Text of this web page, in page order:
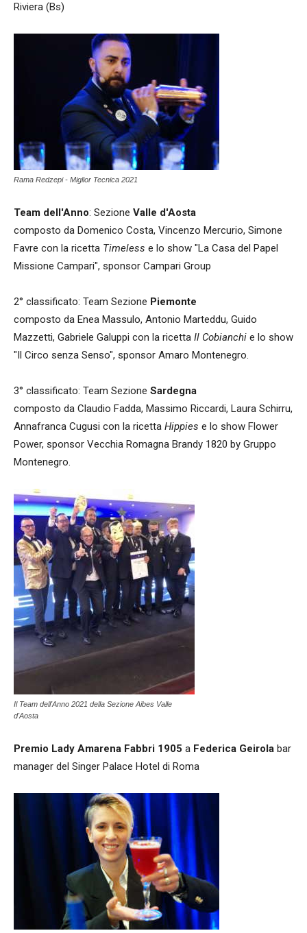
Riviera (Bs)
Rama Redzepi - Miglior Tecnica 2021
Team dell'Anno: Sezione Valle d'Aosta
composto da Domenico Costa, Vincenzo Mercurio, Simone
Favre con la ricetta Timeless e lo show "La Casa del Papel
Missione Campari", sponsor Campari Group
2° classificato: Team Sezione Piemonte
composto da Enea Massulo, Antonio Marteddu, Guido
Mazzetti, Gabriele Galuppi con la ricetta Il Cobianchi e lo show
"Il Circo senza Senso", sponsor Amaro Montenegro.
3° classificato: Team Sezione Sardegna
composto da Claudio Fadda, Massimo Riccardi, Laura Schirru,
Annafranca Cugusi con la ricetta Hippies e lo show Flower
Power, sponsor Vecchia Romagna Brandy 1820 by Gruppo
Montenegro.
Il Team dell'Anno 2021 della Sezione Aibes Valle
d'Aosta
Premio Lady Amarena Fabbri 1905 a Federica Geirola bar
manager del Singer Palace Hotel di Roma